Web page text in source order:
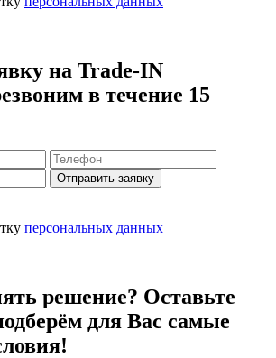
на Trade-IN
в течение 15
Отправить заявку
персональных данных
решение? Оставьте
для Вас самые